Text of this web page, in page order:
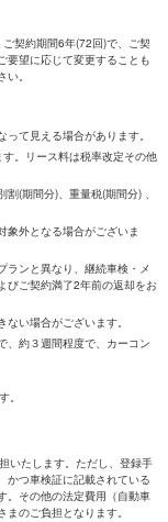
契約期間6年(72回)で、ご契
要望に応じて変更することも
。
て見える場合があります。
。リース料は税率改定その他
(期間分)、重量税(期間分) 、
象外となる場合がございま
ランと異なり、継続車検・メ
びご契約満了2年前の返却をお
い場合がございます。
、約３週間程度で、カーコン
。
いたします。ただし、登録手
かつ車検証に記載されている
。その他の法定費用（自動車
のご負担となります。